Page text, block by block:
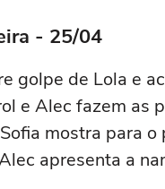
- 25/04
golpe de Lola e
e Alec fazem as
mostra para
apresenta a